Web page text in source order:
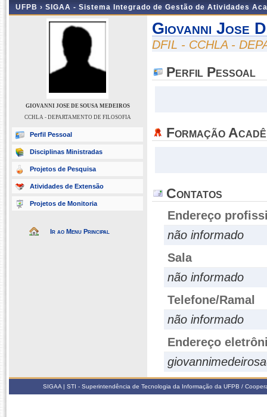
UFPB › SIGAA - Sistema Integrado de Gestão de Atividades
GIOVANNI JOSE DE SOUSA MEDEIROS
CCHLA - DEPARTAMENTO DE FILOSOFIA
Perfil Pessoal
Disciplinas Ministradas
Projetos de Pesquisa
Atividades de Extensão
Projetos de Monitoria
Ir ao Menu Principal
Giovanni Jose
DFIL - CCHLA -
Perfil Pessoal
Formação
Contatos
Endereço
não informado
Sala
não informado
Telefone/Ramal
não informado
Endereço
SIGAA | STI - Superintendência de Tecnologia da Informação da UFPB /